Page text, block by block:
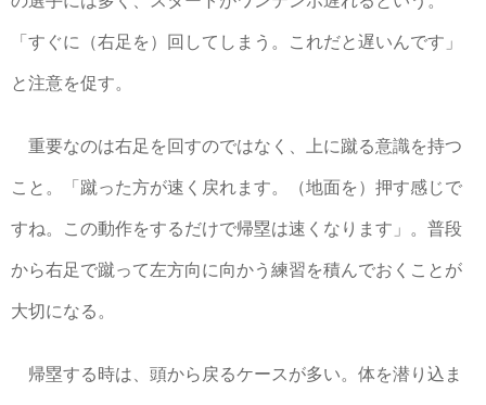
「すぐに（右足を）回してしまう。これだと遅いんです」
と注意を促す。
重要なのは右足を回すのではなく、上に蹴る意識を持つ
こと。「蹴った方が速く戻れます。（地面を）押す感じで
すね。この動作をするだけで帰塁は速くなります」。普段
から右足で蹴って左方向に向かう練習を積んでおくことが
大切になる。
帰塁する時は、頭から戻るケースが多い。体を潜り込ま